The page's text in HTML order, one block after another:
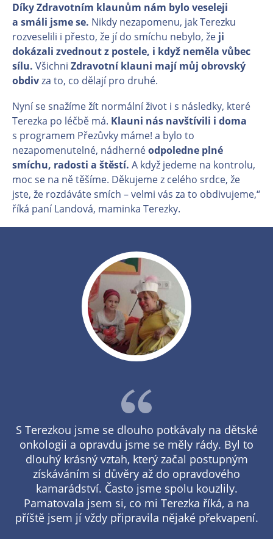
Díky Zdravotním klaunům nám bylo veseleji
a smáli jsme se. Nikdy nezapomenu, jak Terezku
rozveselili i přesto, že jí do smíchu nebylo, že ji
dokázali zvednout z postele, i když neměla vůbec
sílu. Všichni Zdravotní klauni mají můj obrovský
obdivza to, co dělají pro druhé.
Nyní se snažíme žít normální život i s následky, které
Terezka po léčbě má. Klauni nás navštívili i doma
s programem Přezůvky máme! a bylo to
nezapomenutelné, nádhernéodpoledne plné
smíchu, radosti a štěstí. A když jedeme na kontrolu,
moc se na ně těšíme. Děkujeme z celého srdce, že
jste, že rozdáváte smích – velmi vás za to obdivujeme,“
říká paní Landová, maminka Terezky.
S Terezkou jsme se dlouho potkávaly na dětské
onkologii a opravdu jsme se měly rády. Byl to
dlouhý krásný vztah, který začal postupným
získáváním si důvěry až do opravdového
kamarádství. Často jsme spolu kouzlily.
Pamatovala jsem si, co mi Terezka říká, a na
příště jsem jí vždy připravila nějaké překvapení.